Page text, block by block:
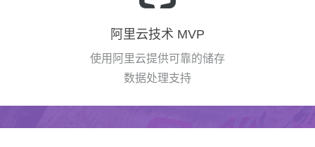
阿里云技术 MVP
使用阿里云提供可靠的储存
数据处理支持